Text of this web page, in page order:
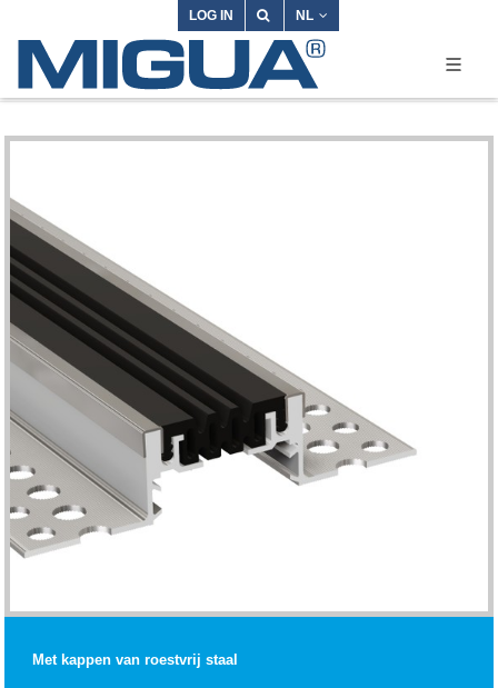
LOG IN NL
Met kappen van roestvrij staal